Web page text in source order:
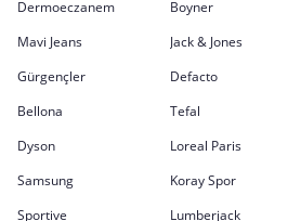
Dermoeczanem
Boyner
Mavi Jeans
Jack & Jones
Gürgençler
Defacto
Bellona
Tefal
Dyson
Loreal Paris
Samsung
Koray Spor
Sportive
Lumberjack